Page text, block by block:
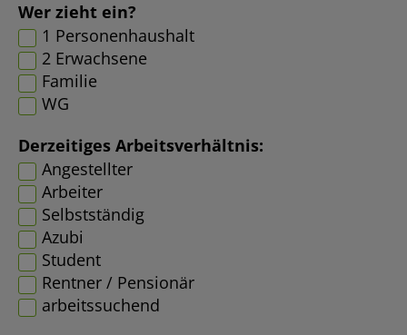
Wer zieht ein?
1 Personenhaushalt
2 Erwachsene
Familie
WG
Derzeitiges Arbeitsverhältnis:
Angestellter
Arbeiter
Selbstständig
Azubi
Student
Rentner / Pensionär
arbeitssuchend